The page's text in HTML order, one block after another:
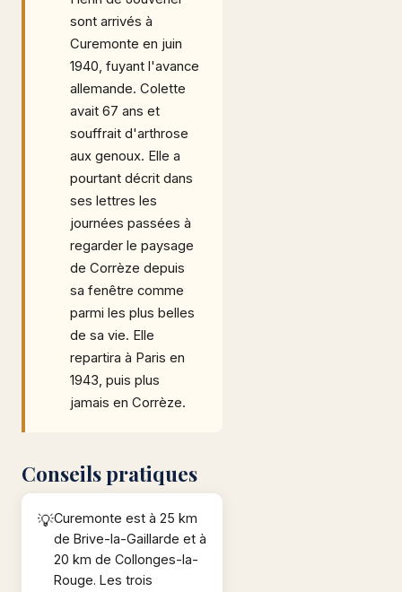
sont arrivés à
Curemonte en juin
1940, fuyant l'avance
allemande. Colette
avait 67 ans et
souffrait d'arthrose
aux genoux. Elle a
pourtant décrit dans
ses lettres les
journées passées à
regarder le paysage
de Corrèze depuis
sa fenêtre comme
parmi les plus belles
de sa vie. Elle
repartira à Paris en
1943, puis plus
jamais en Corrèze.
Conseils pratiques
Curemonte est à 25 km
de Brive-la-Gaillarde et à
20 km de Collonges-la-
Rouge. Les trois